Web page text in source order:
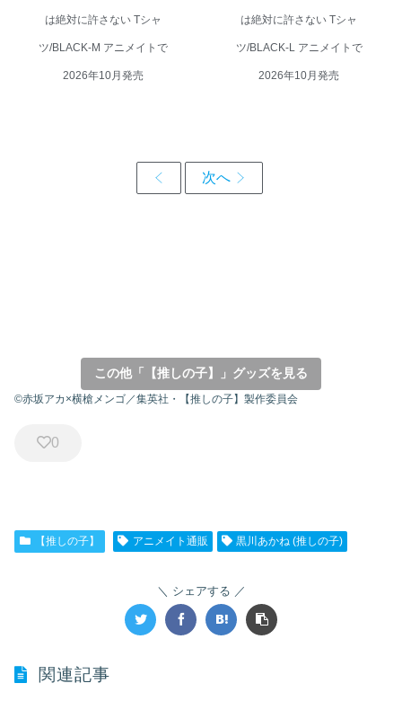
は絶対に許さない Tシャ
ツ/BLACK-M アニメイトで
2026年10月発売
は絶対に許さない Tシャ
ツ/BLACK-L アニメイトで
2026年10月発売
この他「【推しの子】」グッズを見る
©赤坂アカ×横槍メンゴ／集英社・【推しの子】製作委員会
0
【推しの子】 アニメイト通販 黒川あかね (推しの子)
シェアする
関連記事